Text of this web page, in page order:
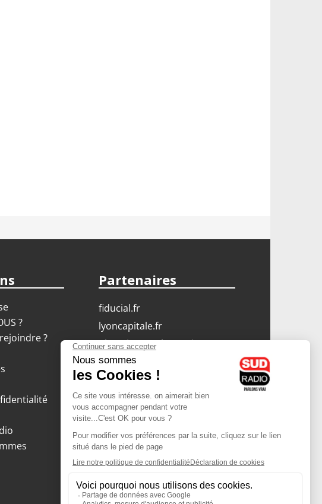
?
?
Partenaires
fiducial.fr
lyoncapitale.fr
olympique-et-lyonnais.com
L'application Iphone
/ Android
Téléchargez l'application
Les cookies